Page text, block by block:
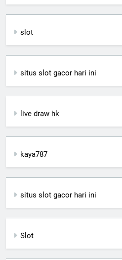
slot
situs slot gacor hari ini
live draw hk
kaya787
situs slot gacor hari ini
Slot